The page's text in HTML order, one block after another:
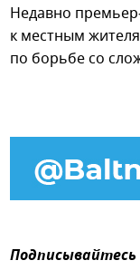
Недавно
к местным
по борьбе со